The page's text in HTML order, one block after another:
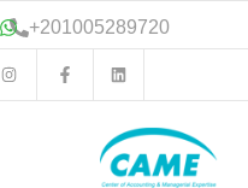
انتقل
إلى 201005289720
+